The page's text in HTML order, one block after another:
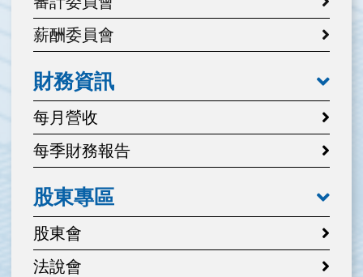
薪酬委員會
財務資訊
每月營收
每季財務報告
股東專區
股東會
法說會